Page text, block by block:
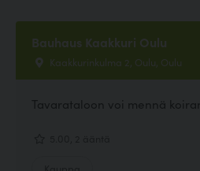
Bauhaus Kaakkuri Oulu
Kaakkurinkulma 2, Oulu, Oulu
Tavarataloon voi mennä